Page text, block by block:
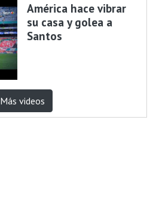
América hace vibrar
su casa y golea a
Santos
Más videos